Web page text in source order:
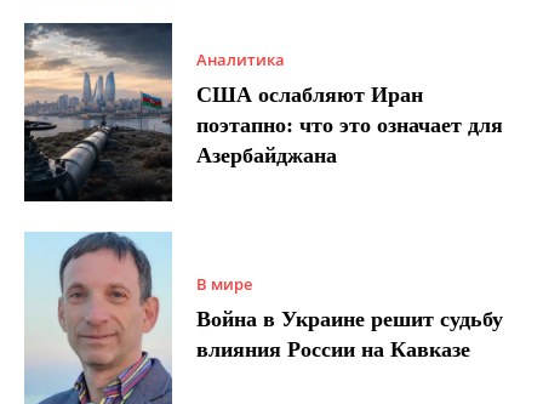
Аналитика
США ослабляют Иран
поэтапно: что это означает для
Азербайджана
В мире
Война в Украине решит судьбу
влияния России на Кавказе